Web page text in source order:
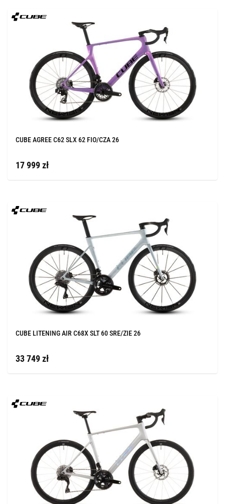
CUBE AGREE C62 SLX 62 FIO/CZA 26
17 999 zł
CUBE LITENING AIR C68X SLT 60 SRE/ZIE 26
33 749 zł